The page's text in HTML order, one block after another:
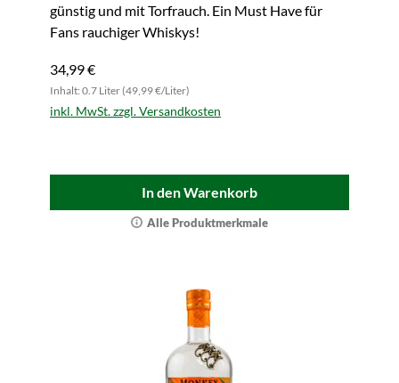
günstig und mit Torfrauch. Ein Must Have für
Fans rauchiger Whiskys!
34,99 €
Inhalt: 0.7 Liter (49,99 €/Liter)
inkl. MwSt. zzgl. Versandkosten
In den Warenkorb
Alle Produktmerkmale